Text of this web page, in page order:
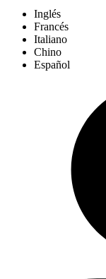
Inglés
Francés
Italiano
Chino
Español